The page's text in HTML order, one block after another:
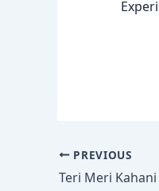
PREVIOUS
Teri Meri Kahani